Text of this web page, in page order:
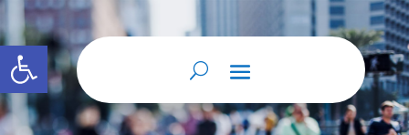
Abrir barra de herramientas